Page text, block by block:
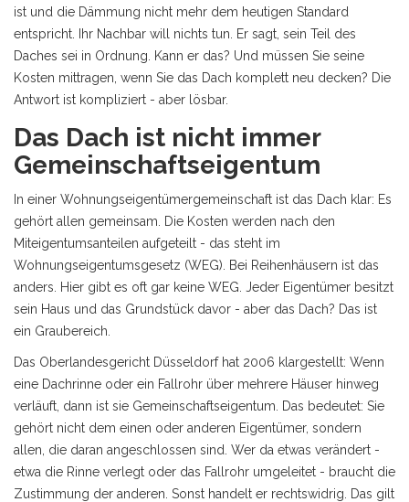
ist und die Dämmung nicht mehr dem heutigen Standard
entspricht. Ihr Nachbar will nichts tun. Er sagt, sein Teil des
Daches sei in Ordnung. Kann er das? Und müssen Sie seine
Kosten mittragen, wenn Sie das Dach komplett neu decken? Die
Antwort ist kompliziert - aber lösbar.
Das Dach ist nicht immer
Gemeinschaftseigentum
In einer Wohnungseigentümergemeinschaft ist das Dach klar: Es
gehört allen gemeinsam. Die Kosten werden nach den
Miteigentumsanteilen aufgeteilt - das steht im
Wohnungseigentumsgesetz (WEG). Bei Reihenhäusern ist das
anders. Hier gibt es oft gar keine WEG. Jeder Eigentümer besitzt
sein Haus und das Grundstück davor - aber das Dach? Das ist
ein Graubereich.
Das Oberlandesgericht Düsseldorf hat 2006 klargestellt: Wenn
eine Dachrinne oder ein Fallrohr über mehrere Häuser hinweg
verläuft, dann ist sie Gemeinschaftseigentum. Das bedeutet: Sie
gehört nicht dem einen oder anderen Eigentümer, sondern
allen, die daran angeschlossen sind. Wer da etwas verändert -
etwa die Rinne verlegt oder das Fallrohr umgeleitet - braucht die
Zustimmung der anderen. Sonst handelt er rechtswidrig. Das gilt